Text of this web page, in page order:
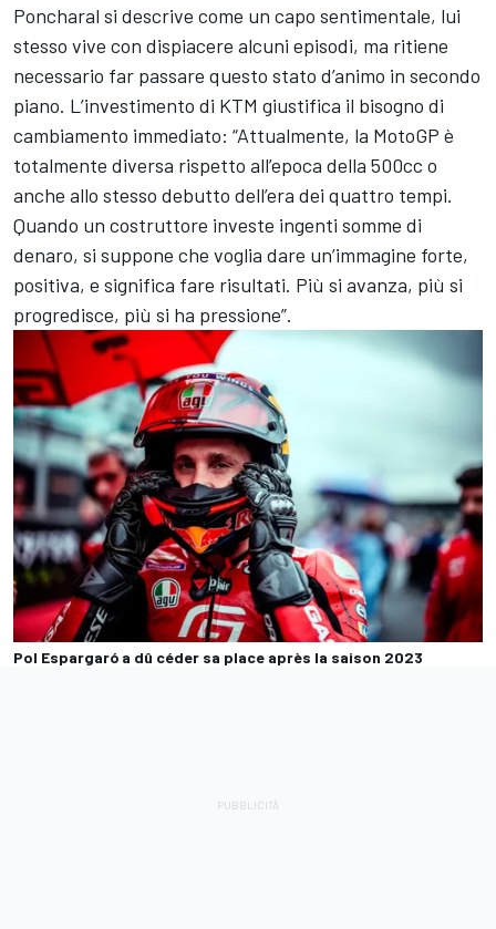
Poncharal si descrive come un capo sentimentale, lui
stesso vive con dispiacere alcuni episodi, ma ritiene
necessario far passare questo stato d’animo in secondo
piano. L’investimento di KTM giustifica il bisogno di
cambiamento immediato: “Attualmente, la MotoGP è
totalmente diversa rispetto all’epoca della 500cc o
anche allo stesso debutto dell’era dei quattro tempi.
Quando un costruttore investe ingenti somme di
denaro, si suppone che voglia dare un’immagine forte,
positiva, e significa fare risultati. Più si avanza, più si
progredisce, più si ha pressione”.
Pol Espargaró a dû céder sa place après la saison 2023